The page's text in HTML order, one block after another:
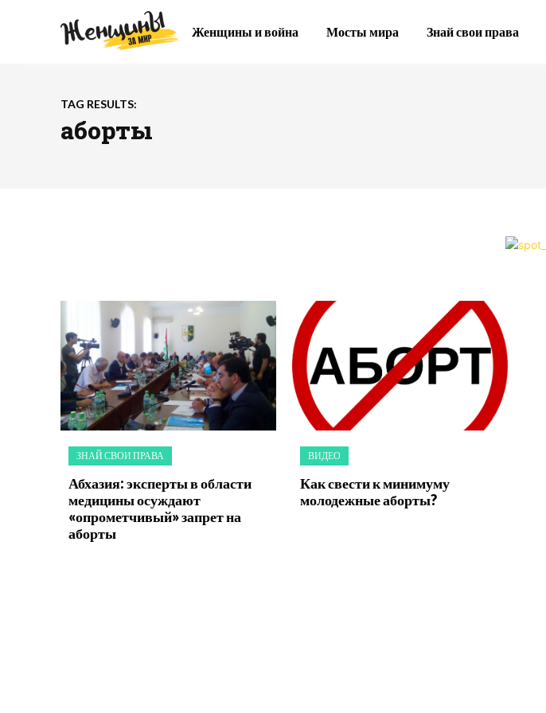
Женщины и война Мосты мира Знай свои права
TAG RESULTS:
аборты
ЗНАЙ СВОИ ПРАВА
Абхазия: эксперты в области
медицины осуждают
«опрометчивый» запрет на
аборты
ВИДЕО
Как свести к минимуму
молодежные аборты?